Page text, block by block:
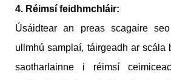
4. Réimsí feidhmchláir:
Úsáidtear an preas scagaire
ullmhú samplaí, táirgeadh ar scála
saotharlainne i réimsí